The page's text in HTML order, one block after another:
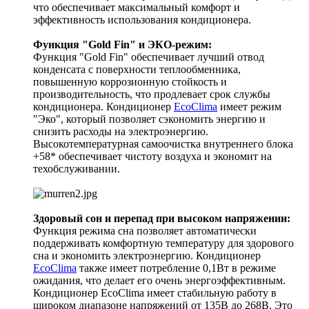
что обеспечивает максимальный комфорт и
эффективность использования кондиционера.
Функция "Gold Fin" и ЭКО-режим:
Функция "Gold Fin" обеспечивает лучший отвод
конденсата с поверхности теплообменника,
повышенную коррозионную стойкость и
производительность, что продлевает срок службы
кондиционера. Кондиционер EcoClima имеет режим
"Эко", который позволяет сэкономить энергию и
снизить расходы на электроэнергию.
Высокотемпературная самоочистка внутреннего блока
+58* обеспечивает чистоту воздуха и экономит на
техобслуживании.
Здоровый сон и перепад при высоком напряжении:
Функция режима сна позволяет автоматически
поддерживать комфортную температуру для здорового
сна и экономить электроэнергию. Кондиционер
EcoClima также имеет потребление 0,1Вт в режиме
ожидания, что делает его очень энергоэффективным.
Кондиционер EcoClima имеет стабильную работу в
широком диапазоне напряжений от 135В до 268В. Это